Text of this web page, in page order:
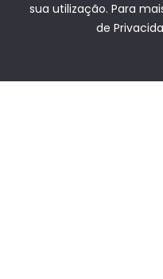
sua utilização. Para
de